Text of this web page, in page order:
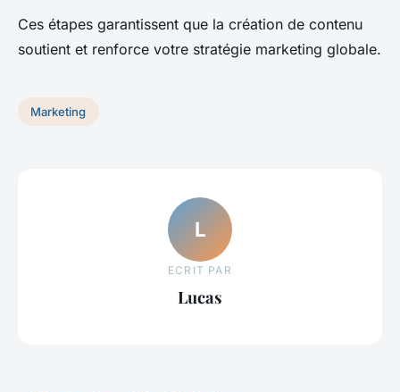
Ces étapes garantissent que la création de contenu
soutient et renforce votre stratégie marketing globale.
Marketing
L
ECRIT PAR
Lucas